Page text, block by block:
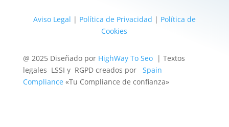
Aviso Legal | Política de Privacidad | Política de
Cookies
@ 2025 Diseñado por HighWay To Seo| Textos
legales LSSI y RGPD creados por Spain
Compliance«Tu Compliance de confianza»